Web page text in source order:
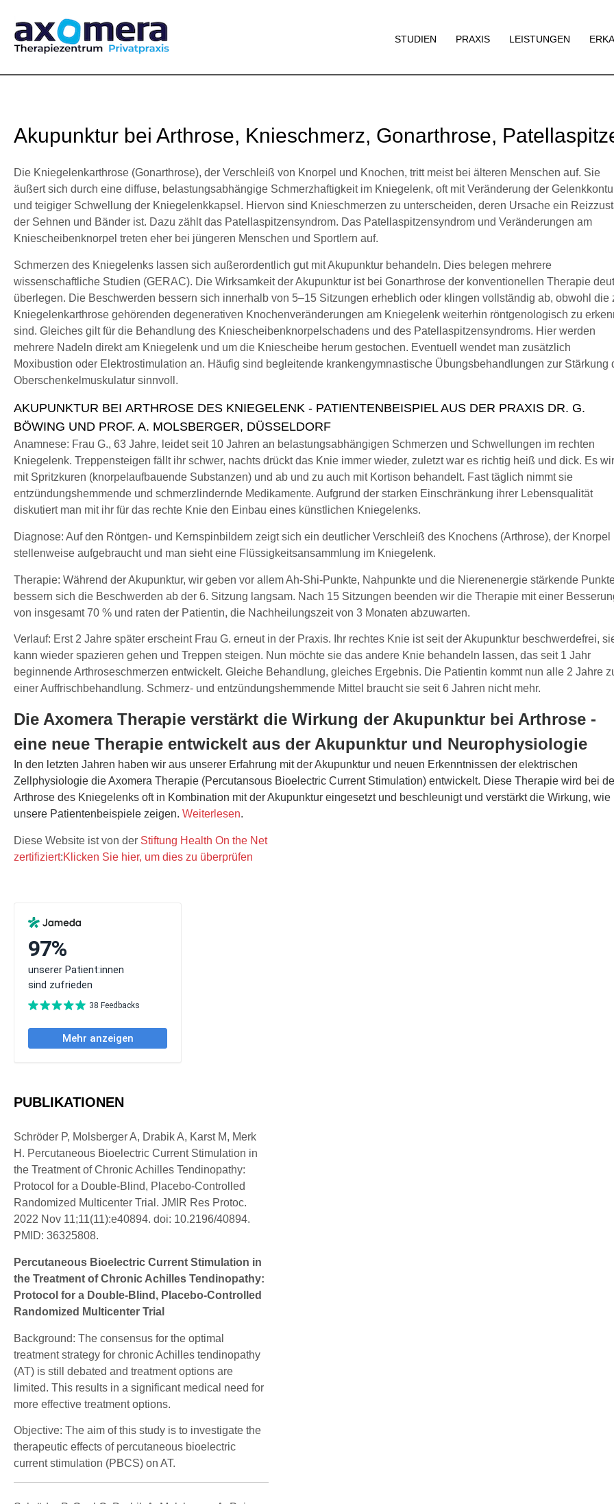
Inhalt
springen
STUDIEN PRAXIS LEISTUNGEN
Akupunktur bei Arthrose, Knieschmerz, Gonarthrose,
Die Kniegelenkarthrose (Gonarthrose), der Verschleiß von Knorpel und Knochen, tritt meist bei älteren Menschen auf. Sie
äußert sich durch eine diffuse, belastungsabhängige Schmerzhaftigkeit im Kniegelenk, oft mit Veränderung der
und teigiger Schwellung der Kniegelenkkapsel. Hiervon sind Knieschmerzen zu unterscheiden, deren Ursache ein
der Sehnen und Bänder ist. Dazu zählt das Patellaspitzensyndrom. Das Patellaspitzensyndrom und Veränderungen am
Kniescheibenknorpel treten eher bei jüngeren Menschen und Sportlern auf.
Schmerzen des Kniegelenks lassen sich außerordentlich gut mit Akupunktur behandeln. Dies belegen mehrere
wissenschaftliche Studien (GERAC). Die Wirksamkeit der Akupunktur ist bei Gonarthrose der konventionellen Therapie
überlegen. Die Beschwerden bessern sich innerhalb von 5–15 Sitzungen erheblich oder klingen vollständig ab, obwohl die
Kniegelenkarthrose gehörenden degenerativen Knochenveränderungen am Kniegelenk weiterhin röntgenologisch zu
sind. Gleiches gilt für die Behandlung des Kniescheibenknorpelschadens und des Patellaspitzensyndroms. Hier werden
mehrere Nadeln direkt am Kniegelenk und um die Kniescheibe herum gestochen. Eventuell wendet man zusätzlich
Moxibustion oder Elektrostimulation an. Häufig sind begleitende krankengymnastische Übungsbehandlungen zur Stärkung
Oberschenkelmuskulatur sinnvoll.
AKUPUNKTUR BEI ARTHROSE DES KNIEGELENK - PATIENTENBEISPIEL AUS DER PRAXIS DR. G.
BÖWING UND PROF. A. MOLSBERGER, DÜSSELDORF
Anamnese: Frau G., 63 Jahre, leidet seit 10 Jahren an belastungsabhängigen Schmerzen und Schwellungen im rechten
Kniegelenk. Treppensteigen fällt ihr schwer, nachts drückt das Knie immer wieder, zuletzt war es richtig heiß und dick. Es
mit Spritzkuren (knorpelaufbauende Substanzen) und ab und zu auch mit Kortison behandelt. Fast täglich nimmt sie
entzündungshemmende und schmerzlindernde Medikamente. Aufgrund der starken Einschränkung ihrer Lebensqualität
diskutiert man mit ihr für das rechte Knie den Einbau eines künstlichen Kniegelenks.
Diagnose: Auf den Röntgen- und Kernspinbildern zeigt sich ein deutlicher Verschleiß des Knochens (Arthrose), der Knorpel
stellenweise aufgebraucht und man sieht eine Flüssigkeitsansammlung im Kniegelenk.
Therapie: Während der Akupunktur, wir geben vor allem Ah-Shi-Punkte, Nahpunkte und die Nierenenergie stärkende
bessern sich die Beschwerden ab der 6. Sitzung langsam. Nach 15 Sitzungen beenden wir die Therapie mit einer
von insgesamt 70 % und raten der Patientin, die Nachheilungszeit von 3 Monaten abzuwarten.
Verlauf: Erst 2 Jahre später erscheint Frau G. erneut in der Praxis. Ihr rechtes Knie ist seit der Akupunktur beschwerdefrei,
kann wieder spazieren gehen und Treppen steigen. Nun möchte sie das andere Knie behandeln lassen, das seit 1 Jahr
beginnende Arthroseschmerzen entwickelt. Gleiche Behandlung, gleiches Ergebnis. Die Patientin kommt nun alle 2 Jahre
einer Auffrischbehandlung. Schmerz- und entzündungshemmende Mittel braucht sie seit 6 Jahren nicht mehr.
Die Axomera Therapie verstärkt die Wirkung der Akupunktur bei Arthrose -
eine neue Therapie entwickelt aus der Akupunktur und Neurophysiologie
In den letzten Jahren haben wir aus unserer Erfahrung mit der Akupunktur und neuen Erkenntnissen der elektrischen
Zellphysiologie die Axomera Therapie (Percutansous Bioelectric Current Stimulation) entwickelt. Diese Therapie wird bei
Arthrose des Kniegelenks oft in Kombination mit der Akupunktur eingesetzt und beschleunigt und verstärkt die Wirkung, wie
unsere Patientenbeispiele zeigen. Weiterlesen.
Diese Website ist von der Stiftung Health On the Net
zertifiziert:Klicken Sie hier, um dies zu überprüfen
PUBLIKATIONEN
Schröder P, Molsberger A, Drabik A, Karst M, Merk
H. Percutaneous Bioelectric Current Stimulation in
the Treatment of Chronic Achilles Tendinopathy:
Protocol for a Double-Blind, Placebo-Controlled
Randomized Multicenter Trial. JMIR Res Protoc.
2022 Nov 11;11(11):e40894. doi: 10.2196/40894.
PMID: 36325808.
Percutaneous Bioelectric Current Stimulation in
the Treatment of Chronic Achilles Tendinopathy:
Protocol for a Double-Blind, Placebo-Controlled
Randomized Multicenter Trial
Background: The consensus for the optimal
treatment strategy for chronic Achilles tendinopathy
(AT) is still debated and treatment options are
limited. This results in a significant medical need for
more effective treatment options.
Objective: The aim of this study is to investigate the
therapeutic effects of percutaneous bioelectric
current stimulation (PBCS) on AT.